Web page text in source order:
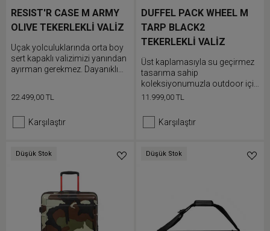
RESIST'R CASE M ARMY
OLIVE TEKERLEKLİ VALİZ
Uçak yolculuklarında orta boy
sert kapaklı valizimizi yanından
ayırman gerekmez. Dayanıklı
Resist" sloganını hak eden bu
karşılaşabileceğin her koşula
entegre kilidi eşyalarının
Japon tekerlekler ve Eastpak
markasının birinci sınıf
detayları yolculuklarına lüks bir
dokunuş katar.
22.499,00 TL
Karşılaştır
DUFFEL PACK WHEEL M
TARP BLACK2
TEKERLEKLİ VALİZ
Üst kaplamasıyla su geçirmez
tasarıma sahip
koleksiyonumuzla outdoor için
hazır olacaksın. Orta boy duffle
takılarak taşınabilir veya
tekerlekleri sayesinde çekçek
11.999,00 TL
Karşılaştır
Düşük Stok Düşük Stok